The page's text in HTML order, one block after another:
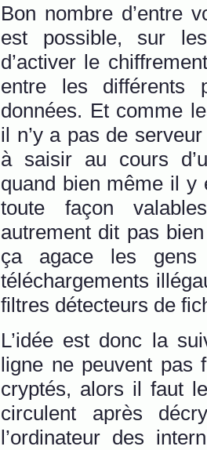
Bon nombre d’entre
est possible, sur
d’activer le
entre les différents
données. Et comme
il n’y a pas de
à saisir au cours
quand bien même il y
toute façon
autrement dit pas
ça agace les gens
téléchargements
filtres détecteurs de
L’idée est donc la
ligne ne peuvent pas
cryptés, alors il faut
circulent après
l’ordinateur des